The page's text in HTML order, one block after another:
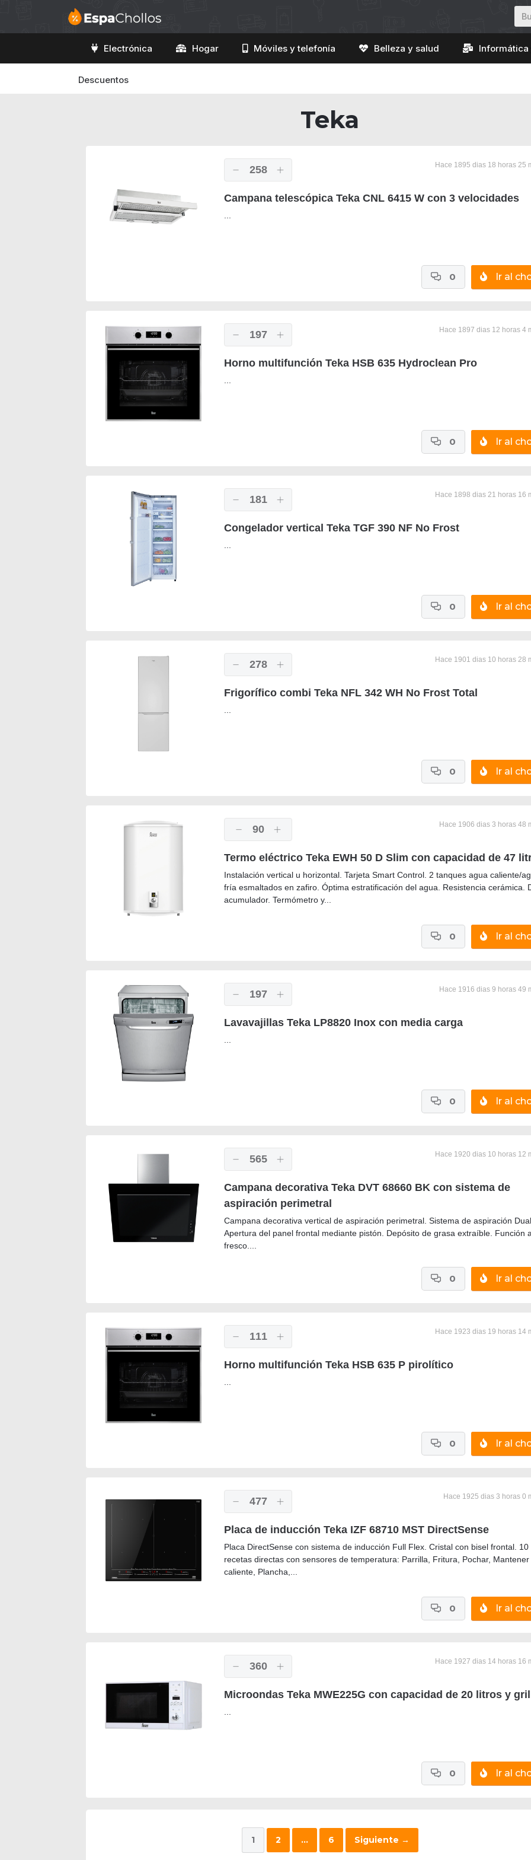
Electrónica Hogar Móviles y telefonía Belleza y salud
Descuentos
Teka
258 Hace 1895 dias 18 horas 25
Campana telescópica Teka CNL 6415 W con 3 velocidades
Ir al
0
197 Hace 1897 dias 12 horas 4
Horno multifunción Teka HSB 635 Hydroclean Pro
Ir al
0
181 Hace 1898 dias 21 horas 16
Congelador vertical Teka TGF 390 NF No Frost
Ir al
0
278 Hace 1901 dias 10 horas 28
Frigorífico combi Teka NFL 342 WH No Frost Total
Ir al
0
90 Hace 1906 dias 3 horas 48
Termo eléctrico Teka EWH 50 D Slim con capacidad de 47
Instalación vertical u horizontal. Tarjeta Smart Control. 2 tanques agua caliente/
fría esmaltados en zafiro. Óptima estratificación del agua. Resistencia cerámica.
acumulador. Termómetro y...
Ir al
0
197 Hace 1916 dias 9 horas 49
Lavavajillas Teka LP8820 Inox con media carga
Ir al
0
565 Hace 1920 dias 10 horas 12
Campana decorativa Teka DVT 68660 BK con sistema de
aspiración perimetral
Campana decorativa vertical de aspiración perimetral. Sistema de aspiración Dual.
Apertura del panel frontal mediante pistón. Depósito de grasa extraíble. Función
fresco....
Ir al
0
111 Hace 1923 dias 19 horas 14
Horno multifunción Teka HSB 635 P pirolítico
Ir al
0
477 Hace 1925 dias 3 horas 0
Placa de inducción Teka IZF 68710 MST DirectSense
Placa DirectSense con sistema de inducción Full Flex. Cristal con bisel frontal. 10
recetas directas con sensores de temperatura: Parrilla, Fritura, Pochar, Mantener
caliente, Plancha,...
Ir al
0
360 Hace 1927 dias 14 horas 16
Microondas Teka MWE225G con capacidad de 20 litros y grill
Ir al
0
1 2 … 6 Siguiente →